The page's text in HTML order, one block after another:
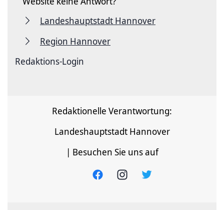
Landeshauptstadt Hannover
Region Hannover
Redaktions-Login
Redaktionelle Verantwortung:
Landeshauptstadt Hannover
| Besuchen Sie uns auf